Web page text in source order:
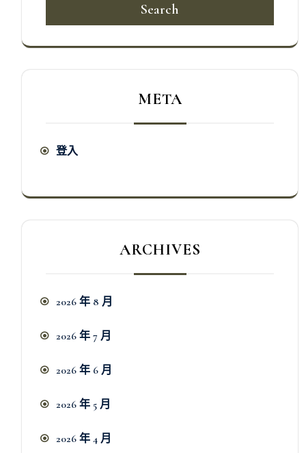
Search
META
登入
ARCHIVES
2026 年 8 月
2026 年 7 月
2026 年 6 月
2026 年 5 月
2026 年 4 月